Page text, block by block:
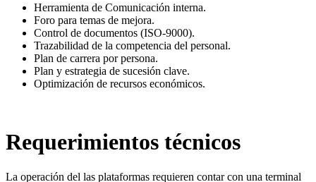
Herramienta de Comunicación interna.
Foro para temas de mejora.
Control de documentos (ISO-9000).
Trazabilidad de la competencia del personal.
Plan de carrera por persona.
Plan y estrategia de sucesión clave.
Optimización de recursos económicos.
Requerimientos técnicos
La operación del las plataformas requieren contar con una terminal